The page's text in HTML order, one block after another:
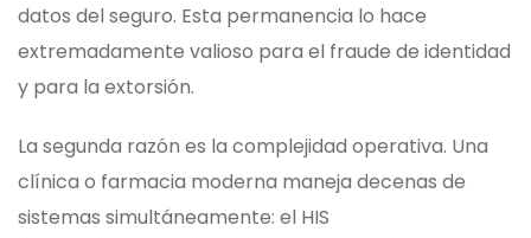
datos del seguro. Esta permanencia lo hace
extremadamente valioso para el fraude de identidad
y para la extorsión.
La segunda razón es la complejidad operativa. Una
clínica o farmacia moderna maneja decenas de
sistemas simultáneamente: el HIS